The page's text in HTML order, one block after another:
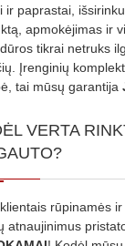
ir paprastai,
apmokėjimas ir
tikrai netruks
Įrenginių
tai mūsų garantija
VERTA
rūpinamės
atnaujinimus